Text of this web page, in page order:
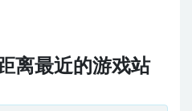
离最近的游戏站